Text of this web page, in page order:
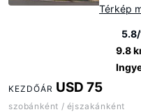
Térkép
9.8
KEZDŐÁR USD 75
szobánként / éjszakánként